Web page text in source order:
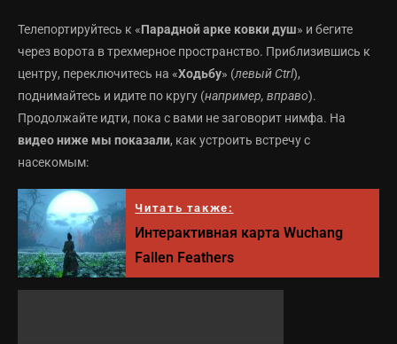
Телепортируйтесь к «Парадной арке ковки душ» и бегите
через ворота в трехмерное пространство. Приблизившись к
центру, переключитесь на «Ходьбу» (левый Ctrl),
поднимайтесь и идите по кругу (например, вправо).
Продолжайте идти, пока с вами не заговорит нимфа. На
видео ниже мы показали, как устроить встречу с
насекомым:
Читать также:
Интерактивная карта Wuchang
Fallen Feathers